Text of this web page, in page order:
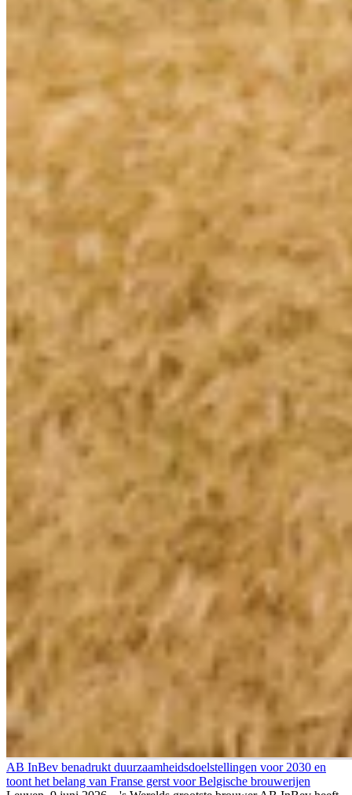
AB InBev benadrukt duurzaamheidsdoelstellingen voor 2030 en
toont het belang van Franse gerst voor Belgische brouwerijen